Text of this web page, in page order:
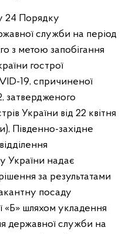
24 Порядку
служби на період
з метою запобігання
гострої
19, спричиненої
затвердженого
України від 22 квітня
Південно-західне
України надає
за результатами
посаду
«Б» шляхом укладення
державної служби на